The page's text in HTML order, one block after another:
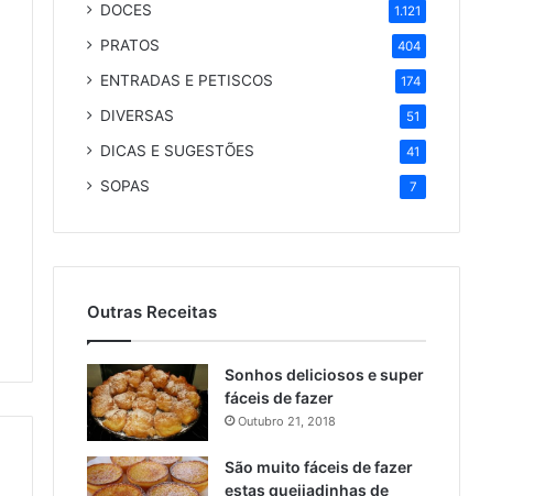
DOCES 1.121
PRATOS 404
ENTRADAS E PETISCOS 174
DIVERSAS 51
DICAS E SUGESTÕES 41
SOPAS 7
Outras Receitas
Sonhos deliciosos e super
fáceis de fazer
Outubro 21, 2018
São muito fáceis de fazer
estas queijadinhas de